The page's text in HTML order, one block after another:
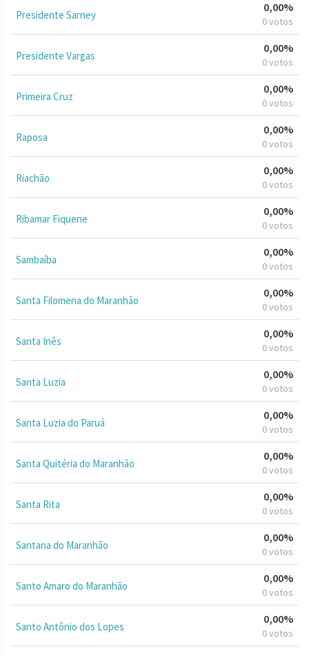
Presidente Sarney
0,00%
0 votos
Presidente Vargas
0,00%
0 votos
Primeira Cruz
0,00%
0 votos
Raposa
0,00%
0 votos
Riachão
0,00%
0 votos
Ribamar Fiquene
0,00%
0 votos
Sambaíba
0,00%
0 votos
Santa Filomena do Maranhão
0,00%
0 votos
Santa Inês
0,00%
0 votos
Santa Luzia
0,00%
0 votos
Santa Luzia do Paruá
0,00%
0 votos
Santa Quitéria do Maranhão
0,00%
0 votos
Santa Rita
0,00%
0 votos
Santana do Maranhão
0,00%
0 votos
Santo Amaro do Maranhão
0,00%
0 votos
Santo Antônio dos Lopes
0,00%
0 votos